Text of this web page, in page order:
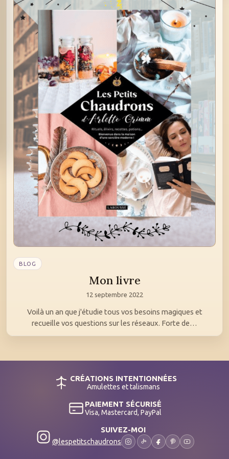
BLOG
Mon livre
12 septembre 2022
Voilà un an que j'étudie tous vos besoins magiques et
recueille vos questions sur les réseaux. Forte de…
CRÉATIONS INTENTIONNÉES
Amulettes et talismans
PAIEMENT SÉCURISÉ
Visa, Mastercard, PayPal
SUIVEZ-MOI
@lespetitschaudrons